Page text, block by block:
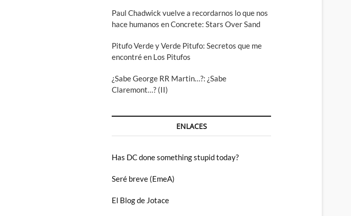
Paul Chadwick vuelve a recordarnos lo que nos
hace humanos en Concrete: Stars Over Sand
Pitufo Verde y Verde Pitufo: Secretos que me
encontré en Los Pitufos
¿Sabe George RR Martin…?: ¿Sabe
Claremont…? (II)
ENLACES
Has DC done something stupid today?
Seré breve (EmeA)
El Blog de Jotace